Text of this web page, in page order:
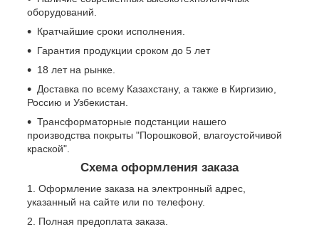
оборудований.
Кратчайшие сроки исполнения.
Гарантия продукции сроком до 5 лет
18 лет на рынке.
Доставка по всему Казахстану, а также в Киргизию,
Россию и Узбекистан.
Трансформаторные подстанции нашего
производства покрыты "Порошковой, влагоустойчивой
краской".
Схема оформления заказа
Оформление заказа на электронный адрес,
указанный на сайте или по телефону.
Полная предоплата заказа.